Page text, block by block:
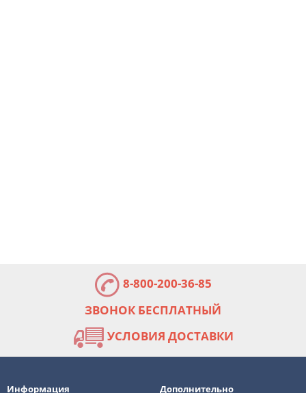
8-800-200-36-85
ЗВОНОК БЕСПЛАТНЫЙ
УСЛОВИЯ ДОСТАВКИ
Информация Дополнительно